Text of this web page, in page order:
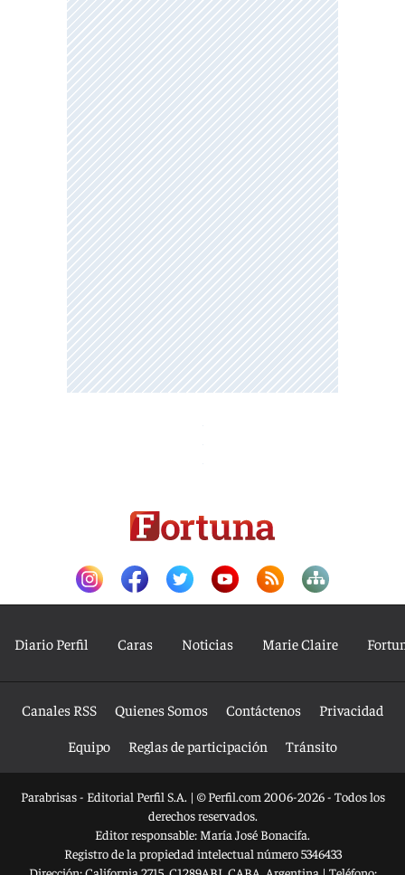
Diario Perfil Caras Noticias Marie Claire
Canales RSS Quienes Somos Contáctenos
Privacidad
Equipo
Reglas de participación Tránsito
Parabrisas - Editorial Perfil S.A. | © Perfil.com 2006-2026 - Todos los
derechos reservados.
Editor responsable: María José Bonacifa.
Registro de la propiedad intelectual número 5346433